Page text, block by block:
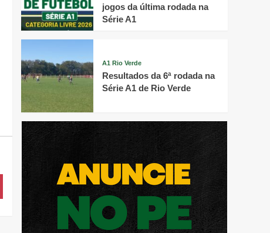
jogos da última rodada na
Série A1
A1 Rio Verde
Resultados da 6ª rodada na
Série A1 de Rio Verde